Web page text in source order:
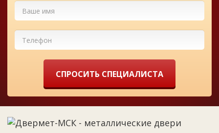
СПРОСИТЬ СПЕЦИАЛИСТА